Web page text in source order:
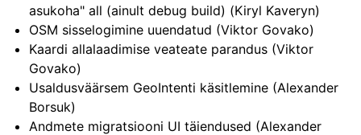
asukoha" all (ainult debug build) (Kiryl Kaveryn)
OSM sisselogimine uuendatud (Viktor Govako)
Kaardi allalaadimise veateate parandus (Viktor
Govako)
Usaldusväärsem GeoIntenti käsitlemine (Alexander
Borsuk)
Andmete migratsiooni UI täiendused (Alexander